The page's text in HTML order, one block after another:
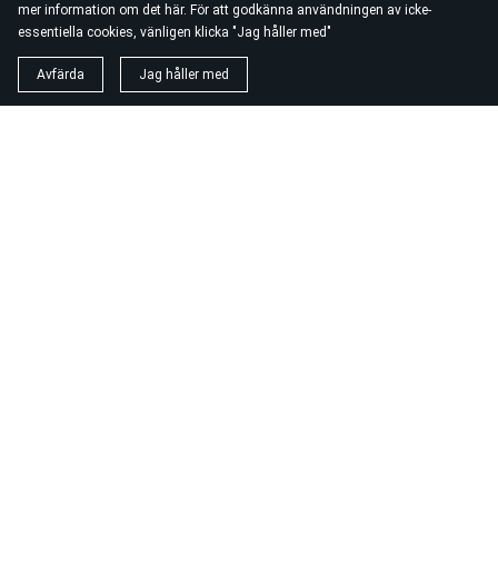
mer information om det här. För att godkänna användningen av icke-
essentiella cookies, vänligen klicka "Jag håller med"
Avfärda Jag håller med